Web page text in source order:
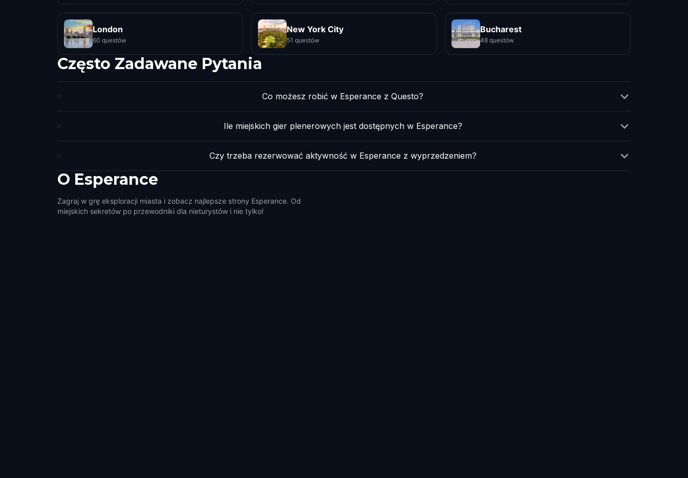
London
60 questów
New York City
51 questów
Bucharest
48 questów
Często Zadawane Pytania
Co możesz robić w Esperance z Questo?
Ile miejskich gier plenerowych jest dostępnych w Esperance?
Czy trzeba rezerwować aktywność w Esperance z wyprzedzeniem?
O Esperance
Zagraj w grę eksploracji miasta i zobacz najlepsze strony Esperance. Od
miejskich sekretów po przewodniki dla nieturystów i nie tylko!